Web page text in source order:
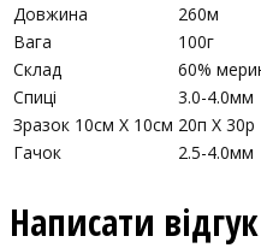
Довжина
260м
Вага
100г
Склад
60%
Спиці
3.0-4.0мм
Зразок 10см Х 10см 20п Х 30р
Гачок
2.5-4.0мм
Написати відгук